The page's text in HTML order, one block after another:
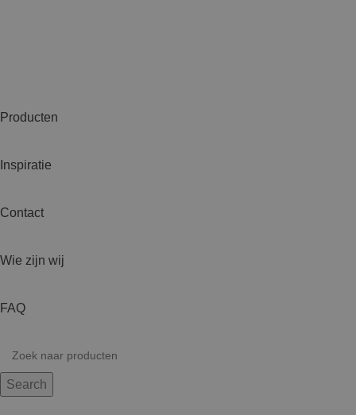
Producten
Inspiratie
Contact
Wie zijn wij
FAQ
Search